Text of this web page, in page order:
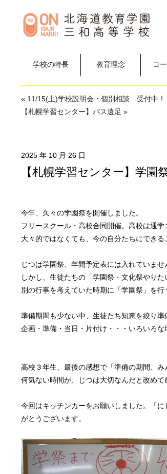
学校の特長 教育理念 コ
« 11/15(土)学校説明会・個別相談 受付中！
【札幌学習センター】バス遠足 »
2025 年 10 月 26 日
【札幌学習センター】学園
今年、久々の学園祭を開催しました。
フリースクール・高校合同開催。高校は通
大々的ではなくても、今の自分たちにでき
じつは学園祭、年間予定表には入れていませ
しかし、生徒たちの「学園祭・文化祭やりた
別の行事を考えていた時期に「学園祭」を行
準備期間も少ない中、生徒たち知恵を絞り準
企画・準備・当日・片付け・・・いろいろ
高校３年生、最後の感想で「準備の期間、
何気ない時間が、じつは大切なんだと改めて
今回はキッチンカーをお願いしました。「
がとうございます。